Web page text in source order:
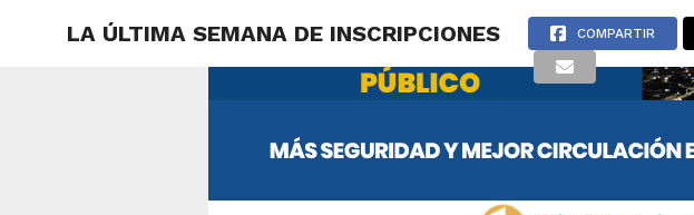
LA ÚLTIMA SEMANA DE INSCRIPCIONES COMPARTIR